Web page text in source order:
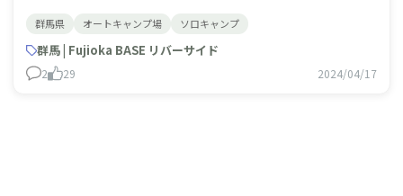
群馬県 オートキャンプ場 ソロキャンプ
群馬 | Fujioka BASE リバーサイド
2 29 2024/04/17